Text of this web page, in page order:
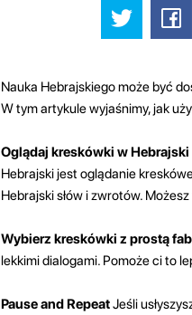
Nauka Hebrajskiego może być
W tym artykule wyjaśnimy, jak
Oglądaj kreskówki w Hebrajski
Hebrajski jest oglądanie
Hebrajski słów i zwrotów.
Wybierz kreskówki z prostą
lekkimi dialogami. Pomoże ci to
Pause and RepeatJeśli